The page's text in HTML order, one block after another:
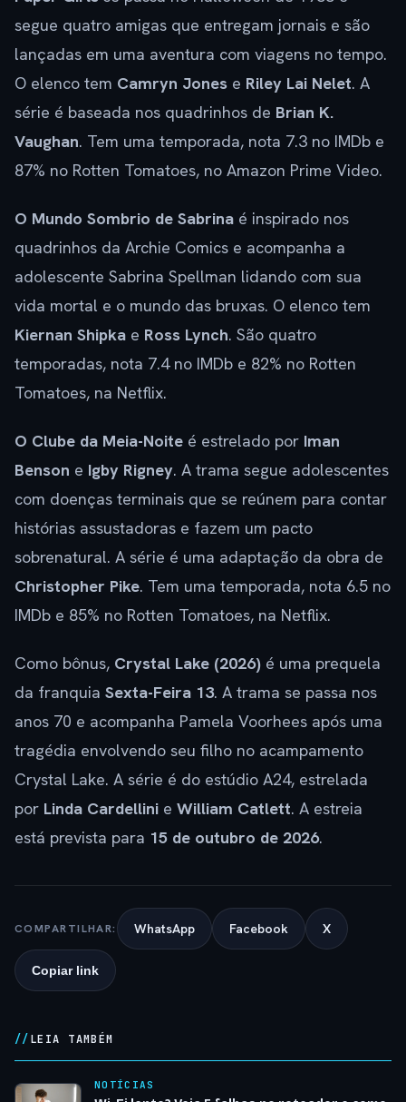
segue quatro amigas que entregam jornais e são
lançadas em uma aventura com viagens no tempo.
O elenco tem Camryn Jones e Riley Lai Nelet. A
série é baseada nos quadrinhos de Brian K.
Vaughan. Tem uma temporada, nota 7.3 no IMDb e
87% no Rotten Tomatoes, no Amazon Prime Video.
O Mundo Sombrio de Sabrina é inspirado nos
quadrinhos da Archie Comics e acompanha a
adolescente Sabrina Spellman lidando com sua
vida mortal e o mundo das bruxas. O elenco tem
Kiernan Shipka e Ross Lynch. São quatro
temporadas, nota 7.4 no IMDb e 82% no Rotten
Tomatoes, na Netflix.
O Clube da Meia-Noite é estrelado por Iman
Benson e Igby Rigney. A trama segue adolescentes
com doenças terminais que se reúnem para contar
histórias assustadoras e fazem um pacto
sobrenatural. A série é uma adaptação da obra de
Christopher Pike. Tem uma temporada, nota 6.5 no
IMDb e 85% no Rotten Tomatoes, na Netflix.
Como bônus, Crystal Lake (2026) é uma prequela
da franquia Sexta-Feira 13. A trama se passa nos
anos 70 e acompanha Pamela Voorhees após uma
tragédia envolvendo seu filho no acampamento
Crystal Lake. A série é do estúdio A24, estrelada
por Linda Cardellini e William Catlett. A estreia
está prevista para 15 de outubro de 2026.
COMPARTILHAR: WhatsApp Facebook X
Copiar link
LEIA TAMBÉM
NOTÍCIAS